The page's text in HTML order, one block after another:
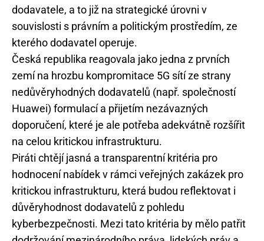
dodavatele, a to již na strategické úrovni v
souvislosti s právním a politickým prostředím, ze
kterého dodavatel operuje.
Česká republika reagovala jako jedna z prvních
zemí na hrozbu kompromitace 5G sítí ze strany
nedůvěryhodných dodavatelů (např. společností
Huawei) formulací a přijetím nezávazných
doporučení, které je ale potřeba adekvátně rozšířit
na celou kritickou infrastrukturu.
Piráti chtějí jasná a transparentní kritéria pro
hodnocení nabídek v rámci veřejných zakázek pro
kritickou infrastrukturu, která budou reflektovat i
důvěryhodnost dodavatelů z pohledu
kyberbezpečnosti. Mezi tato kritéria by mělo patřit